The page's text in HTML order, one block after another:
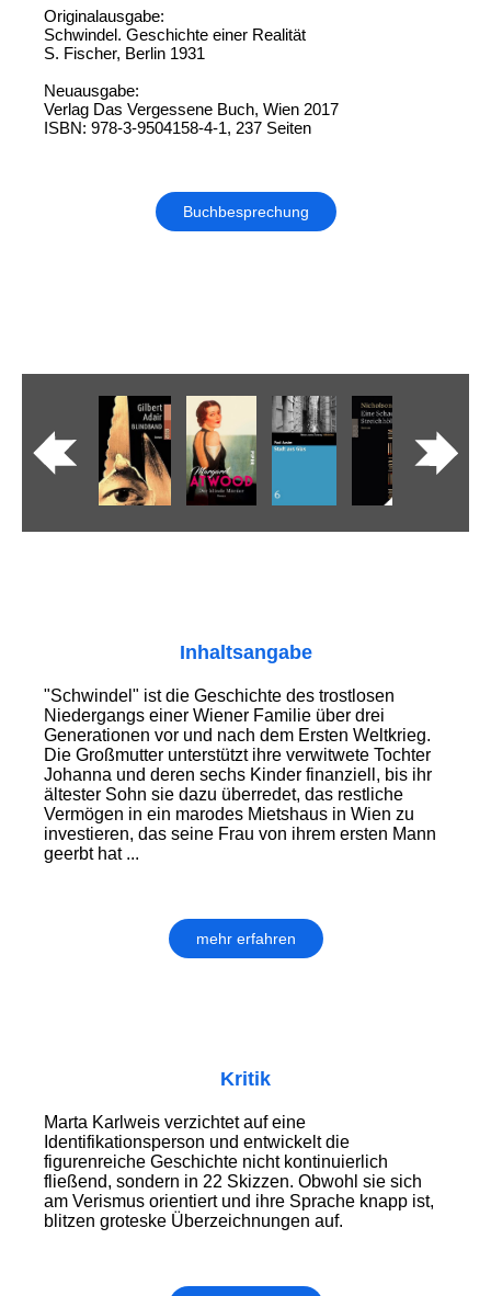
Originalausgabe:
Schwindel. Geschichte einer Realität
S. Fischer, Berlin 1931
Neuausgabe:
Verlag Das Vergessene Buch, Wien 2017
ISBN: 978-3-9504158-4-1, 237 Seiten
Buchbesprechung
Inhaltsangabe
"Schwindel" ist die Geschichte des trost­losen
Niedergangs einer Wiener Familie über drei
Generationen vor und nach dem Ersten Weltkrieg.
Die Großmutter unter­stützt ihre verwitwete Tochter
Johanna und deren sechs Kinder finanziell, bis ihr
ältester Sohn sie dazu überredet, das restliche
Vermögen in ein marodes Miets­haus in Wien zu
investieren, das seine Frau von ihrem ersten Mann
geerbt hat ...
mehr erfahren
Kritik
Marta Karlweis verzichtet auf eine
Identifikationsperson und entwickelt die
figurenreiche Geschichte nicht kontinuierlich
fließend, sondern in 22 Skizzen. Obwohl sie sich
am Verismus orientiert und ihre Sprache knapp ist,
blitzen groteske Überzeichnungen auf.